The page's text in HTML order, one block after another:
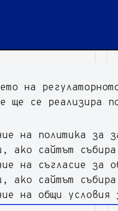
на
ще се реализира
на политика за
ако сайтът
на съгласие за
ако сайтът
на общи условия